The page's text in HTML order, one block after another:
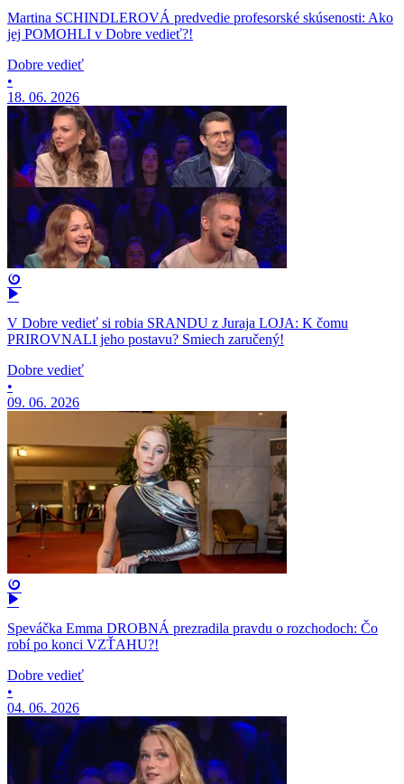
Martina SCHINDLEROVÁ predvedie profesorské skúsenosti: Ako
jej POMOHLI v Dobre vedieť?!
Dobre vedieť
•
18. 06. 2026
V Dobre vedieť si robia SRANDU z Juraja LOJA: K čomu
PRIROVNALI jeho postavu? Smiech zaručený!
Dobre vedieť
•
09. 06. 2026
Speváčka Emma DROBNÁ prezradila pravdu o rozchodoch: Čo
robí po konci VZŤAHU?!
Dobre vedieť
•
04. 06. 2026